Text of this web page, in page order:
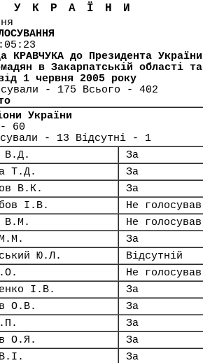
КРАВЧУКА до Президента України
в Закарпатській області та
1 червня 2005 року
- 175 Всього - 402
України
- 60
- 13 Відсутні - 1
В.Д.
За
Т.Д.
За
В.К.
За
І.В.
Не голосував
В.М.
Не голосував
За
Ю.Л.
Відсутній
Не голосував
І.В.
За
О.В.
За
За
О.Я.
За
За